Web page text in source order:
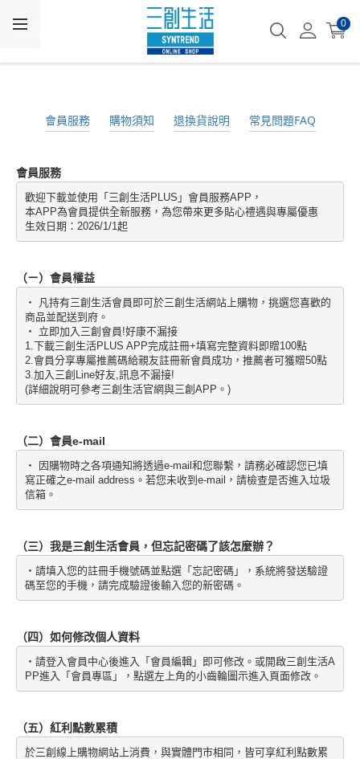
0
會員服務 購物須知 退換貨說明 常見問題FAQ
會員服務
歡迎下載並使用「三創生活PLUS」會員服務APP，
本APP為會員提供全新服務，為您帶來更多貼心禮遇與專屬優惠
生效日期：2026/1/1起
（ㄧ）會員權益
・ 凡持有三創生活會員即可於三創生活網站上購物，挑選您喜歡的
商品並配送到府。
・ 立即加入三創會員!好康不漏接
1.下載三創生活PLUS APP完成註冊+填寫完整資料即贈100點
2.會員分享專屬推薦碼給親友註冊新會員成功，推薦者可獲贈50點
3.加入三創Line好友,訊息不漏接!
(詳細說明可參考三創生活官網與三創APP。)
（二）會員e-mail
・ 因購物時之各項通知將透過e-mail和您聯繫，請務必確認您已填
寫正確之e-mail address。若您未收到e-mail，請檢查是否進入垃圾
信箱。
（三）我是三創生活會員，但忘記密碼了該怎麼辦？
・請填入您的註冊手機號碼並點選「忘記密碼」，系統將發送驗證
碼至您的手機，請完成驗證後輸入您的新密碼。
（四）如何修改個人資料
・請登入會員中心後進入「會員編輯」即可修改。或開啟三創生活A
PP進入「會員專區」，點選左上角的小齒輪圖示進入頁面修改。
（五）紅利點數累積
於三創線上購物網站上消費，與實體門市相同，皆可享紅利點數累